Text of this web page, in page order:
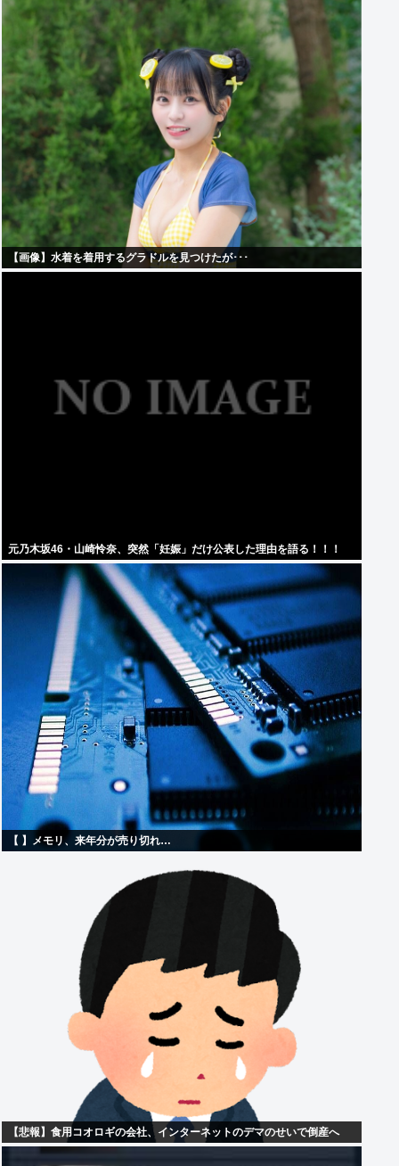
【画像】水着を着用するグラドルを見つけたが･･･
元乃木坂46・山崎怜奈、突然「妊娠」だけ公表した理由を語る！！！
【 】メモリ、来年分が売り切れ…
【悲報】食用コオロギの会社、インターネットのデマのせいで倒産へ